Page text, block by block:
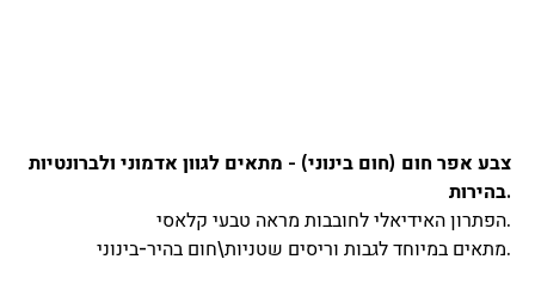
צבע אפר חום (חום בינוני) - מתאים לגוון אדמוני ולברונטיות
בהירות.
הפתרון האידיאלי לחובבות מראה טבעי קלאסי.
מתאים במיוחד לגבות וריסים שטניות\חום בהיר-בינוני.